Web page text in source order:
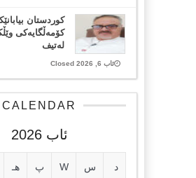
کوردستان
کۆمەڵگایەکی
لەتیف
ئاب 6, 2026 Closed
CALENDAR
ئاب 2026
د س W پ هـ